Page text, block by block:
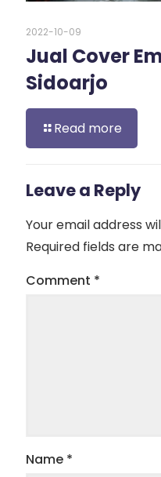
2022-10-09
Jual Cover
Sidoarjo
Read more
Leave a Reply
Your email address
Required fields are
Comment *
Name *